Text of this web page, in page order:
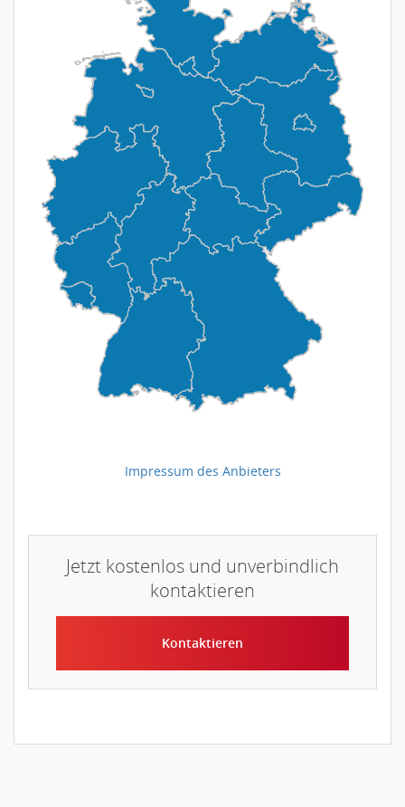
Impressum des Anbieters
Jetzt kostenlos und unverbindlich
kontaktieren
Kontaktieren